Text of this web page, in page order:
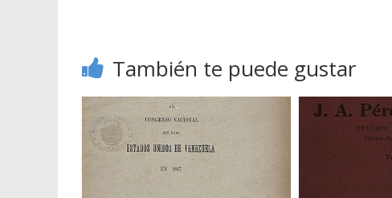
También te puede gustar